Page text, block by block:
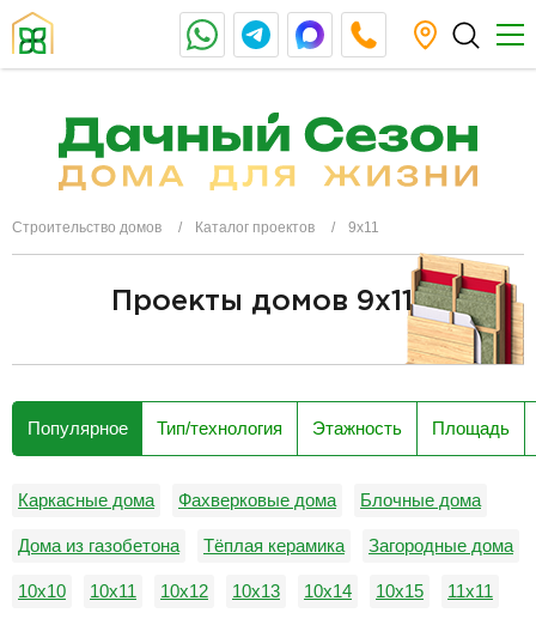
Строительство домов Каталог проектов 9х11
Проекты домов 9x11
Популярное Тип/технология Этажность Площадь
Каркасные дома Фахверковые дома Блочные дома
Дома из газобетона Тёплая керамика Загородные дома
10х10 10х11 10х12 10х13 10х14 10х15 11х11